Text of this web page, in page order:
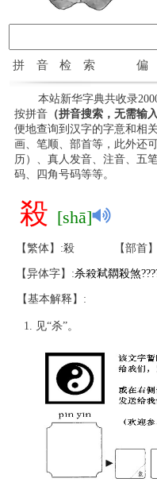
拼音检索
本站新华字典共收录
按拼音（拼音搜索，无需输入
便地查询到汉字的字意和相
画、笔顺、部首等，此外还
历）、真人发音、注音、五
码、四角号码等等。
殺 [shā]
【繁体】:殺 【部首
【异体字】:杀殺弒閷殺煞???
【基本解释】:
见“杀”。